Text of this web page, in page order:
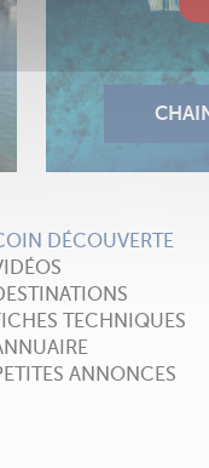
DÉCOUVERTE
TECHNIQUES
ANNONCES